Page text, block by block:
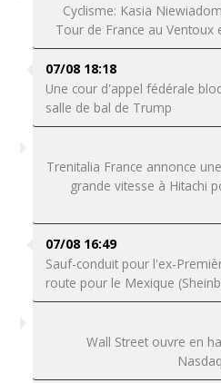
Cyclisme: Kasia
Tour de France au
07/08 18:18
Une cour d'appel fédérale
salle de bal de Trump
Trenitalia France annonce
grande vitesse à Hitachi
07/08 16:49
Sauf-conduit pour l'ex-
route pour le Mexique
Wall Street ouvre en